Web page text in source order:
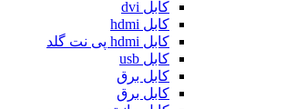
کابل dvi
کابل hdmi
کابل hdmi پی نت گلد
کابل usb
کابل برق
کابل برق